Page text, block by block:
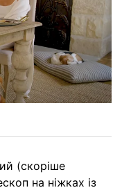
(скоріше
на ніжках із